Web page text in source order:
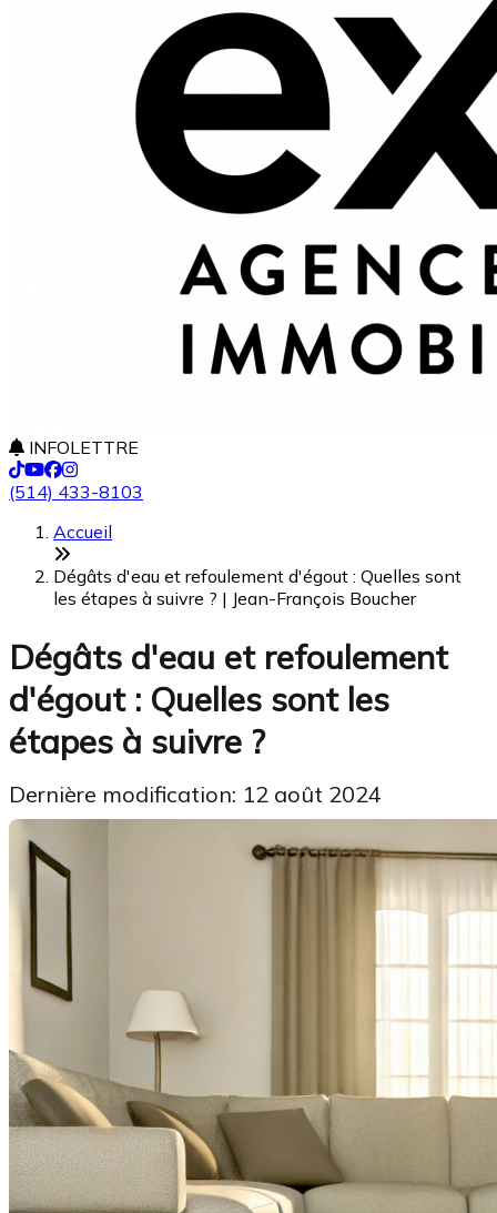
INFOLETTRE
(514) 433-8103
Accueil
Dégâts d'eau et refoulement d'égout : Quelles sont
les étapes à suivre ? | Jean-François Boucher
Dégâts d'eau et refoulement
d'égout : Quelles sont les
étapes à suivre ?
Dernière modification: 12 août 2024